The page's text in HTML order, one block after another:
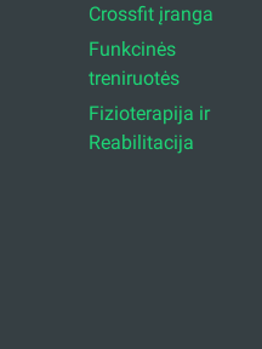
Crossfit įranga
Funkcinės
treniruotės
Fizioterapija ir
Reabilitacija